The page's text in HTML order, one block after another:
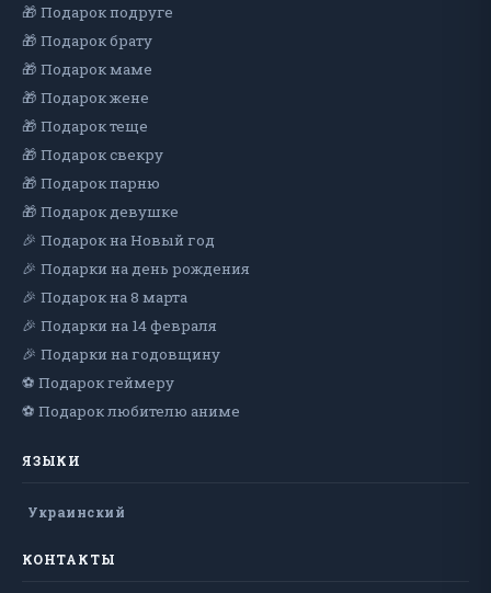
🎁 Подарок подруге
🎁 Подарок брату
🎁 Подарок маме
🎁 Подарок жене
🎁 Подарок теще
🎁 Подарок свекру
🎁 Подарок парню
🎁 Подарок девушке
🎉 Подарок на Новый год
🎉 Подарки на день рождения
🎉 Подарок на 8 марта
🎉 Подарки на 14 февраля
🎉 Подарки на годовщину
⚽ Подарок геймеру
⚽ Подарок любителю аниме
ЯЗЫКИ
Украинский
КОНТАКТЫ